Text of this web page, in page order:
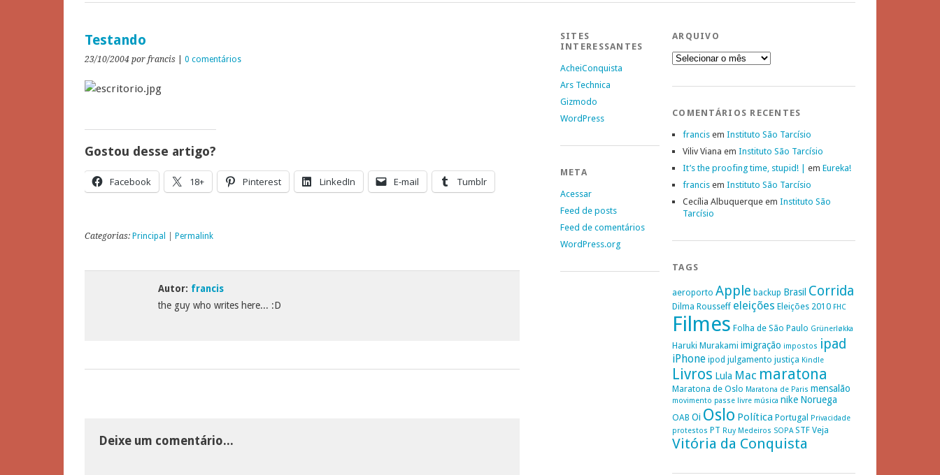
Testando
23/10/2004 por francis 0 comentários
Gostou desse artigo?
Facebook 18+ Pinterest LinkedIn E-mail Tumblr
Categorias: Principal Permalink
Autor: francis
the guy who writes here... :D
Deixe um comentário...
SITES
INTERESSANTES
AcheiConquista
Ars Technica
Gizmodo
WordPress
META
Acessar
Feed de posts
Feed de comentários
WordPress.org
ARQUIVO
Arquivo
COMENTÁRIOS RECENTES
francis em Instituto São Tarcísio
Viliv Viana em Instituto São Tarcísio
It’s the proofing time, stupid! |
em Eureka!
francis em Instituto São Tarcísio
Cecília Albuquerque em Instituto São
Tarcísio
TAGS
aeroporto Apple backup Brasil Corrida
Dilma Rousseff eleições Eleições 2010 FHC
Filmes Folha de São Paulo Grünerløkka
Haruki Murakami imigração impostos ipad
iPhone ipod julgamento justiça Kindle
Livros Lula Mac maratona
Maratona de Oslo Maratona de Paris mensalão
movimento passe livre música nike Noruega
OAB Oi Oslo Política Portugal
Privacidade
protestos PT Ruy Medeiros SOPA STF Veja
Vitória da Conquista